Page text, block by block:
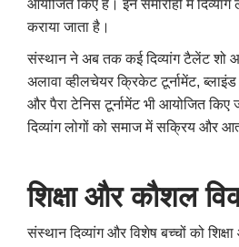
आयोजित किए हैं। इन समारोहों में दिव्यांग
कराया जाता है।
संस्थान ने अब तक कई दिव्यांग टैलेंट शो
अलावा व्हीलचेयर क्रिकेट टूर्नामेंट,
और पैरा टेनिस टूर्नामेंट भी आयोजित किए
दिव्यांग लोगों को समाज में सक्रिय और
शिक्षा और कौशल
संस्थान दिव्यांग और विशेष बच्चों को